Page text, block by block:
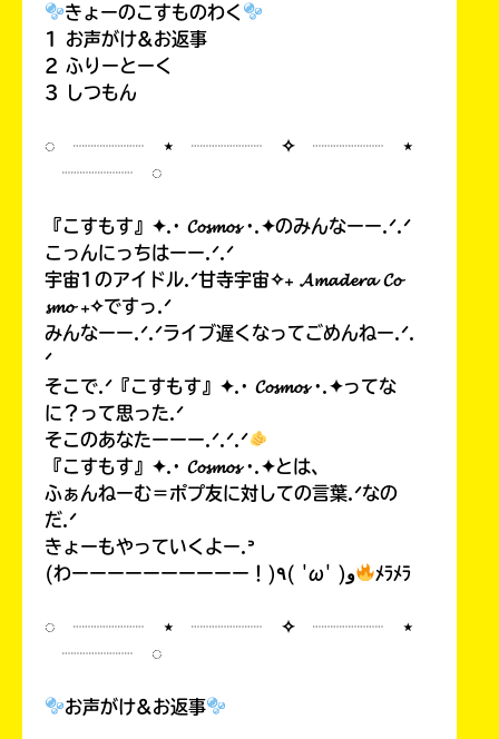
きょーのこすものわく
1 お声がけ&お返事
2 ふりーとーく
3 しつもん
◌ ┈┈┈┈ ⋆ ┈┈┈┈ ✧ ┈┈┈┈ ⋆
┈┈┈┈ ◌
『こすもす』✦.· 𝓒𝓸𝓼𝓶𝓸𝓼 ·.✦のみんなーー.ᐟ.ᐟ
こっんにっちはーー.ᐟ.ᐟ
宇宙1のアイドル.ᐟ甘寺宇宙✧₊ 𝓐𝓶𝓪𝓭𝓮𝓻𝓪 𝓒𝓸
𝓼𝓶𝓸 ₊✧ですっ.ᐟ
みんなーー.ᐟ.ᐟライブ遅くなってごめんねー.ᐟ.
ᐟ
そこで.ᐟ『こすもす』✦.· 𝓒𝓸𝓼𝓶𝓸𝓼 ·.✦ってな
に？って思った.ᐟ
そこのあなたーーー.ᐟ.ᐟ.ᐟ
『こすもす』✦.· 𝓒𝓸𝓼𝓶𝓸𝓼 ·.✦とは、
ふぁんねーむ＝ポプ友に対しての言葉.ᐟなの
だ.ᐟ
きょーもやっていくよー.ᐣ
(わーーーーーーーーーー！)٩( 'ω' )و
ﾒﾗﾒﾗ
◌ ┈┈┈┈ ⋆ ┈┈┈┈ ✧ ┈┈┈┈ ⋆
┈┈┈┈ ◌
お声がけ&お返事